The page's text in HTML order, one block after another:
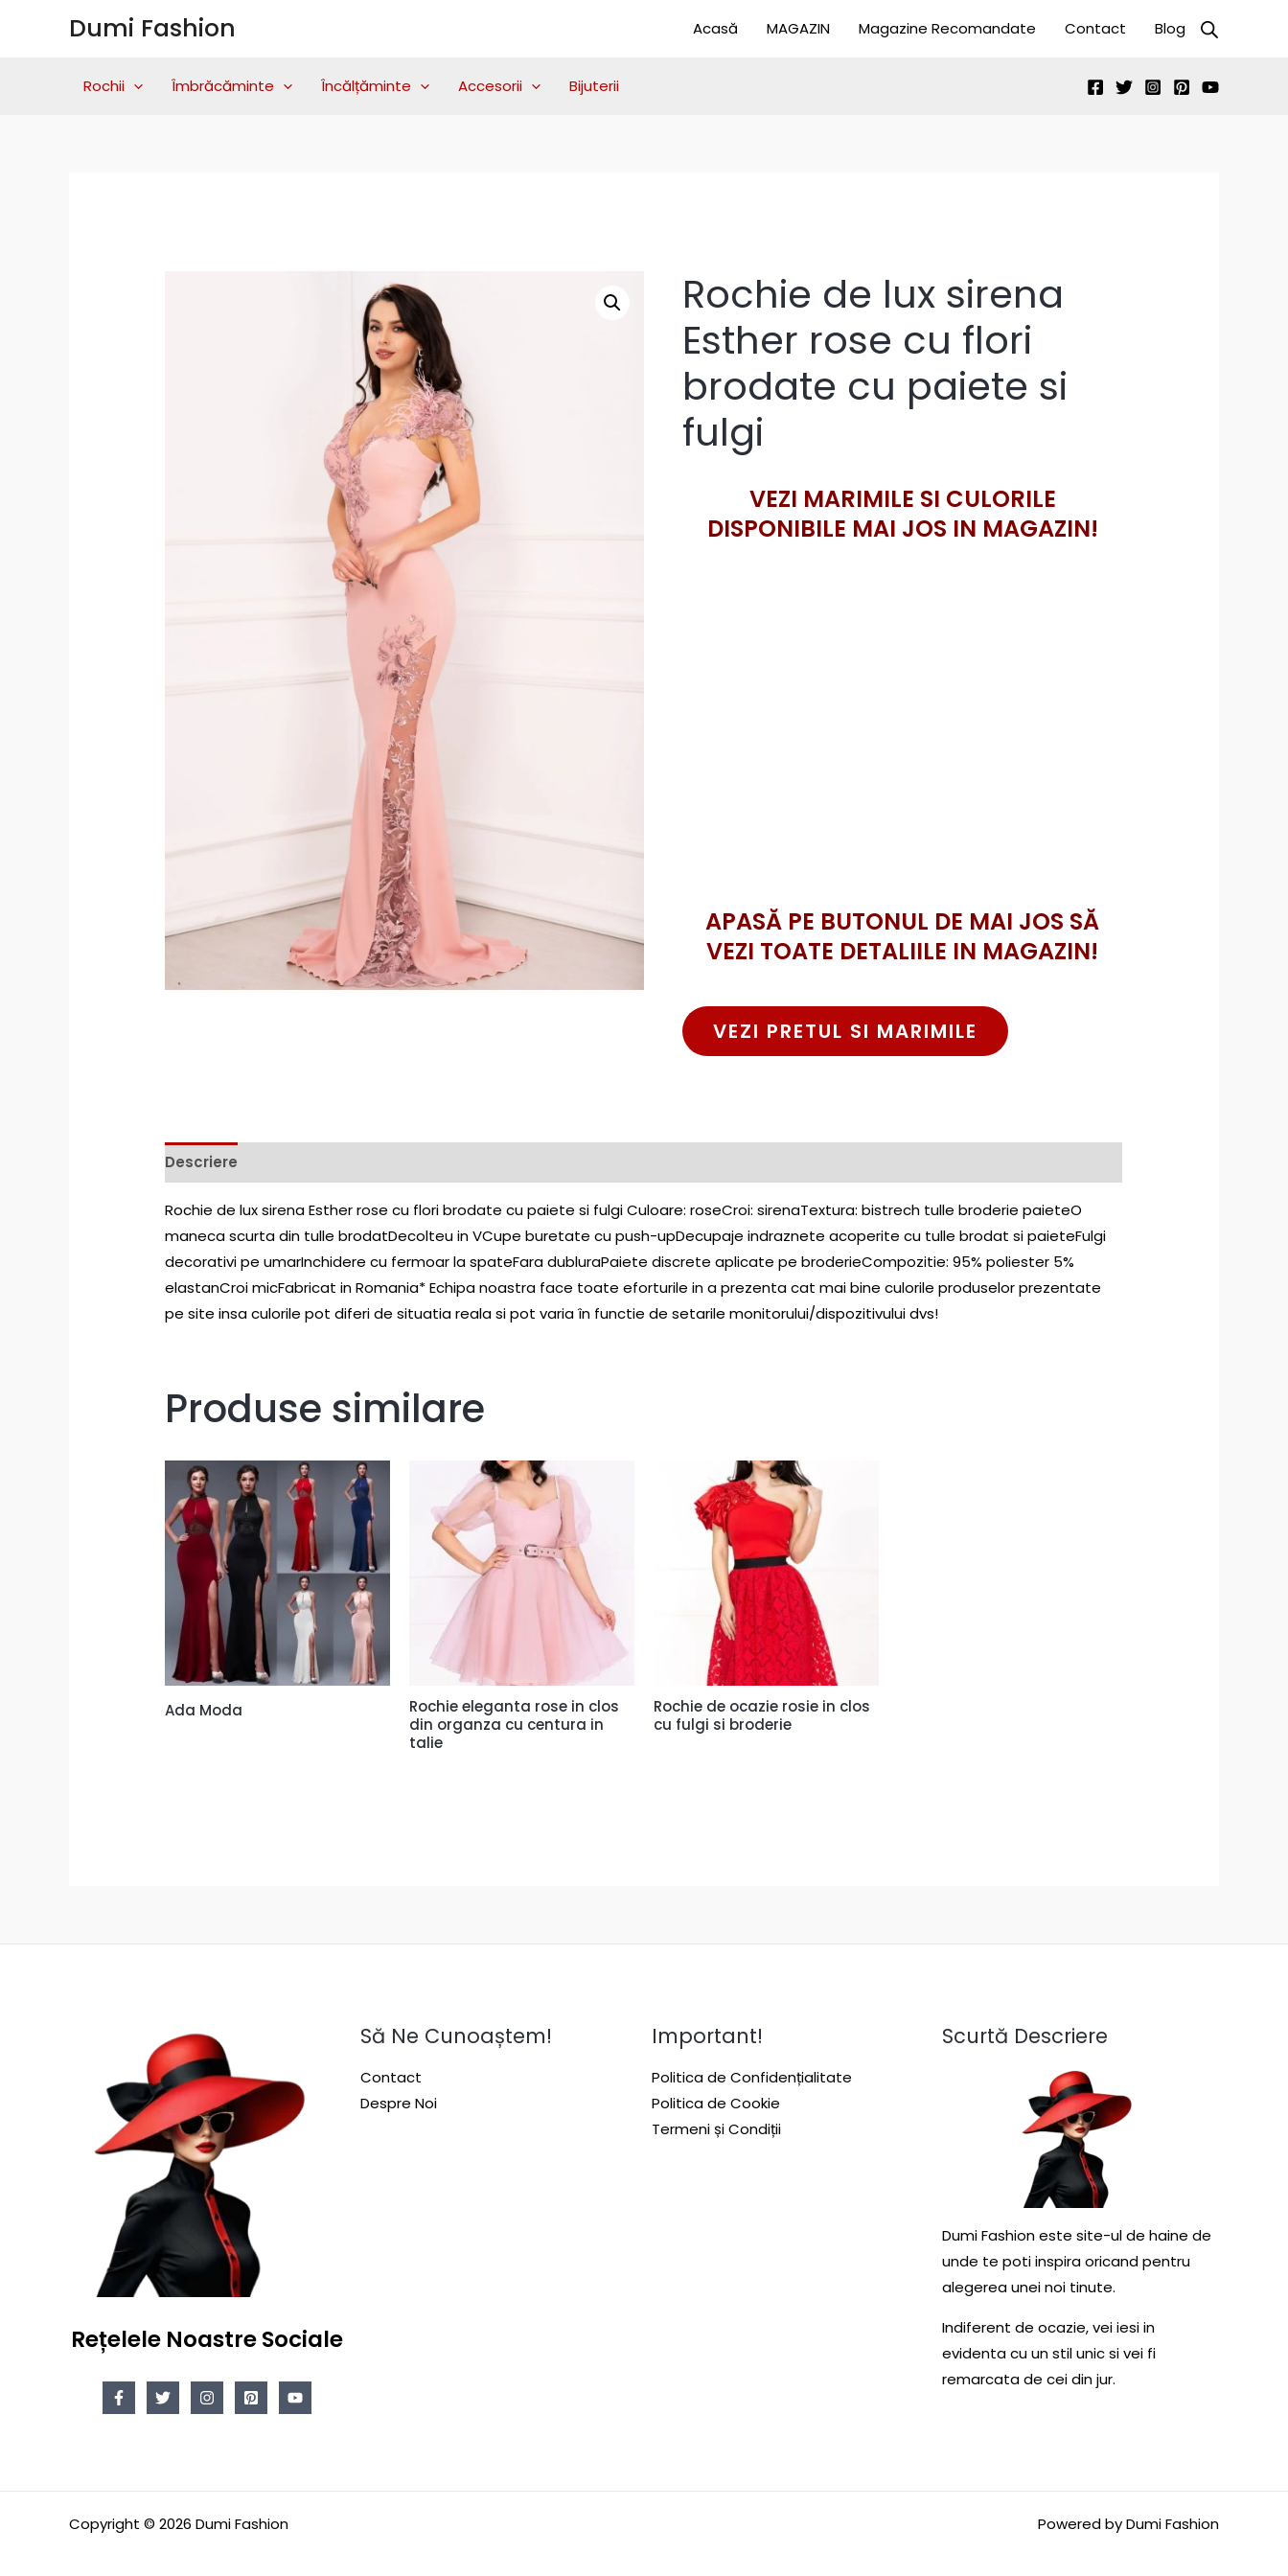
Dumi Fashion Acasă MAGAZIN Magazine Recomandate Contact Blog
Rochii Îmbrăcăminte Încălțăminte Accesorii Bijuterii
Rochie de lux sirena
Esther rose cu flori
brodate cu paiete si
fulgi
VEZI MARIMILE SI CULORILE
DISPONIBILE MAI JOS IN MAGAZIN!
APASĂ PE BUTONUL DE MAI JOS SĂ
VEZI TOATE DETALIILE IN MAGAZIN!
VEZI PRETUL SI MARIMILE
Descriere
Rochie de lux sirena Esther rose cu flori brodate cu paiete si fulgi Culoare: roseCroi: sirenaTextura: bistrech tulle broderie paieteO
maneca scurta din tulle brodatDecolteu in VCupe buretate cu push-upDecupaje indraznete acoperite cu tulle brodat si paieteFulgi
decorativi pe umarInchidere cu fermoar la spateFara dubluraPaiete discrete aplicate pe broderieCompozitie: 95% poliester 5%
elastanCroi micFabricat in Romania* Echipa noastra face toate eforturile in a prezenta cat mai bine culorile produselor prezentate
pe site insa culorile pot diferi de situatia reala si pot varia în functie de setarile monitorului/dispozitivului dvs!
Produse similare
Ada Moda
Rochie eleganta rose in clos
din organza cu centura in
talie
Rochie de ocazie rosie in clos
cu fulgi si broderie
Rețelele Noastre Sociale
Să Ne Cunoaștem!
Contact
Despre Noi
Important!
Politica de Confidențialitate
Politica de Cookie
Termeni și Condiții
Scurtă Descriere
Dumi Fashion este site-ul de haine de
unde te poti inspira oricand pentru
alegerea unei noi tinute.
Indiferent de ocazie, vei iesi in
evidenta cu un stil unic si vei fi
remarcata de cei din jur.
Copyright © 2026 Dumi Fashion Powered by Dumi Fashion